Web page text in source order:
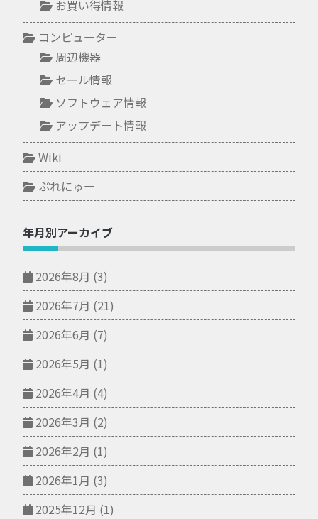
お買い得情報
コンピューター
周辺機器
セール情報
ソフトウェア情報
アップデート情報
Wiki
ぷれにゅー
年月別アーカイブ
2026年8月 (3)
2026年7月 (21)
2026年6月 (7)
2026年5月 (1)
2026年4月 (4)
2026年3月 (2)
2026年2月 (1)
2026年1月 (3)
2025年12月 (1)